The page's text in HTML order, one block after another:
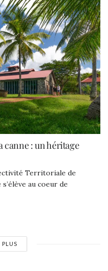
canne : un héritage
Territoriale de
au coeur de
PLUS